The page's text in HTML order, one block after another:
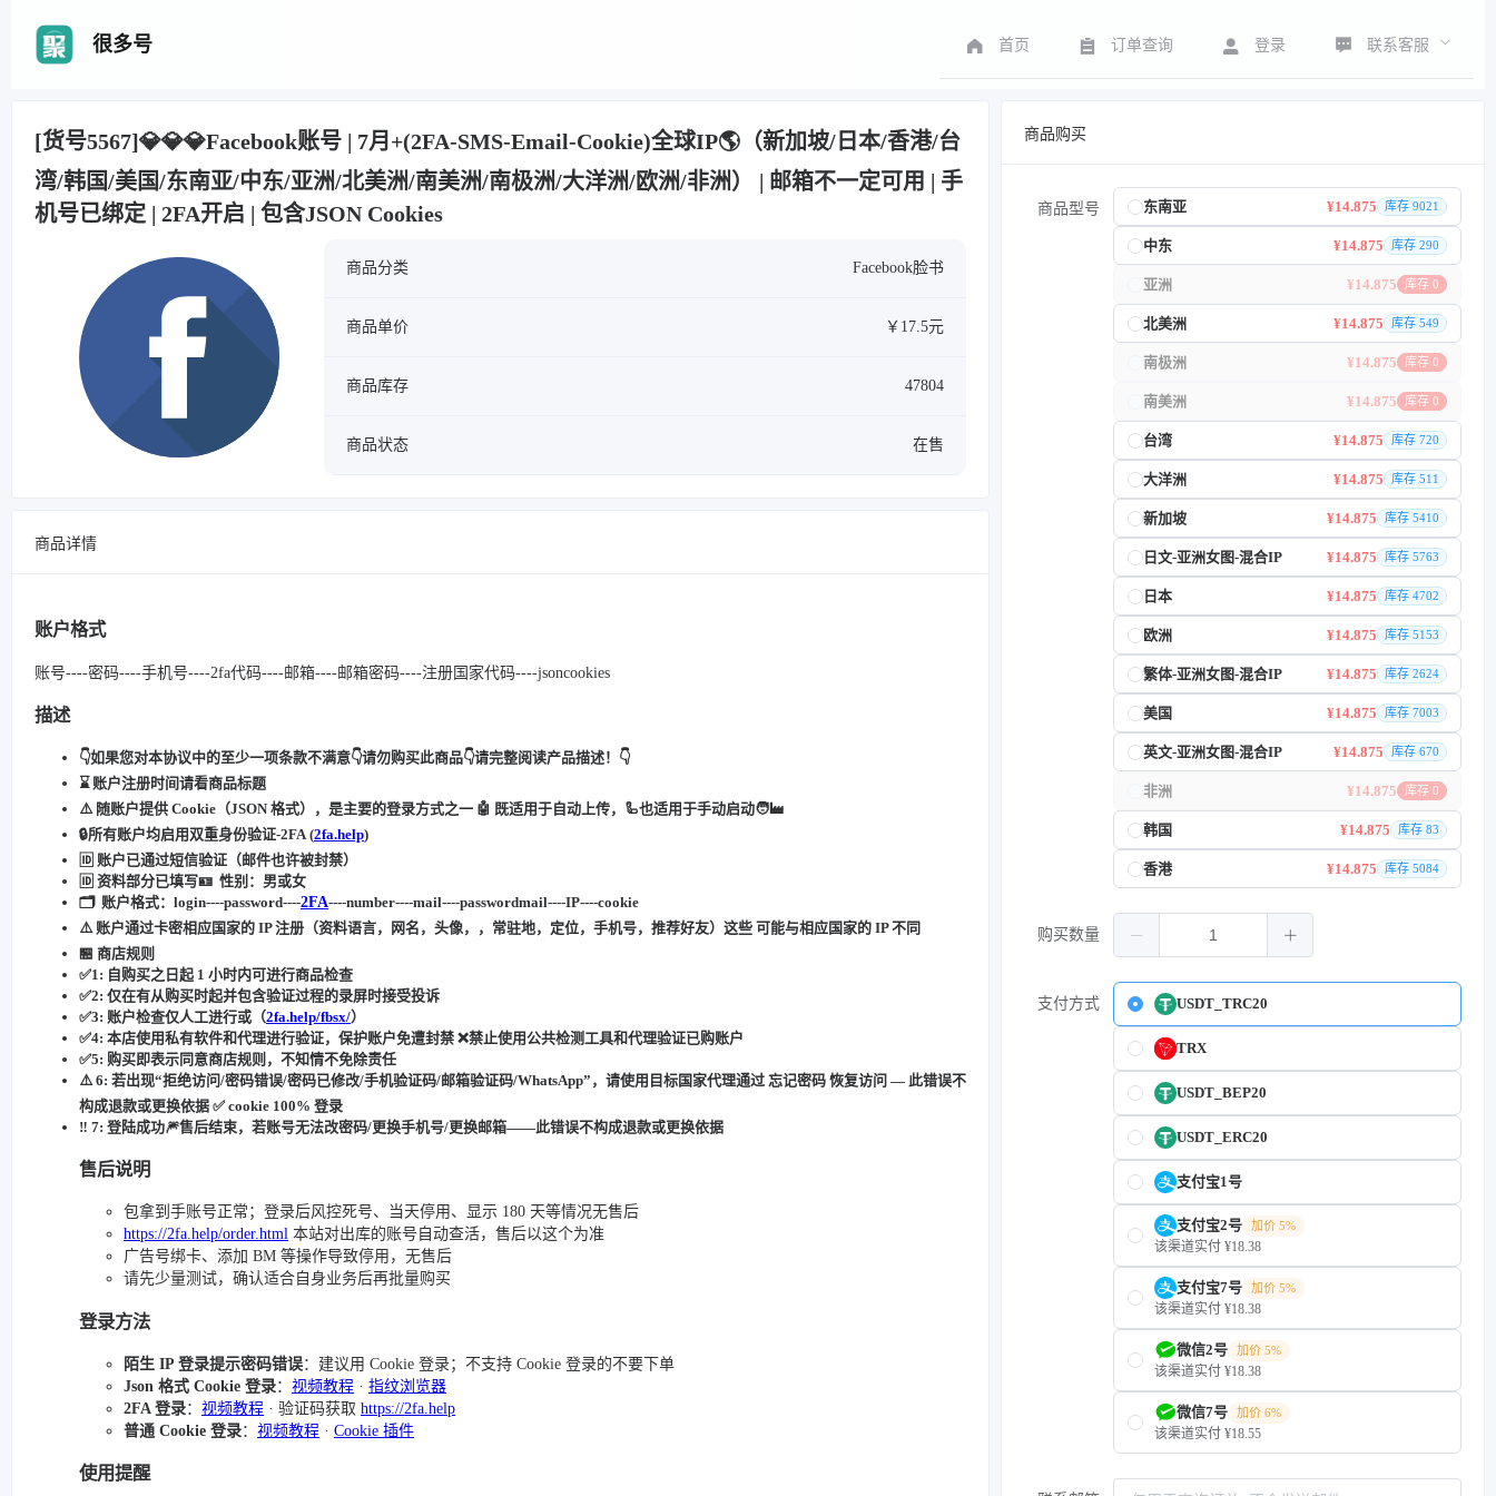
很多号 首页 订单查询 登录 联系客服
[货号5567]💎💎💎Facebook账号 | 7月+(2FA-SMS-Email-Cookie)全球IP🌎（新加坡/日本/香港/台
湾/韩国/美国/东南亚/中东/亚洲/北美洲/南美洲/南极洲/大洋洲/欧洲/非洲） | 邮箱不一定可用 | 手
机号已绑定 | 2FA开启 | 包含JSON Cookies
商品分类 Facebook脸书
商品单价 ￥17.5元
商品库存 47804
商品状态 在售
商品详情
账户格式
账号----密码----手机号----2fa代码----邮箱----邮箱密码----注册国家代码----jsoncookies
描述
👇如果您对本协议中的至少一项条款不满意👇请勿购买此商品👇请完整阅读产品描述！👇
⌛️ 账户注册时间请看商品标题
⚠️ 随账户提供 Cookie（JSON 格式），是主要的登录方式之一 🤖 既适用于自动上传，🦾也适用于手动启动🧑‍🏭
🔒所有账户均启用双重身份验证-2FA (2fa.help)
🆔 账户已通过短信验证（邮件也许被封禁）
🆔 资料部分已填写🪪 性别：男或女
🗂 账户格式：login----password----2FA----number----mail----passwordmail----IP----cookie
⚠️ 账户通过卡密相应国家的 IP 注册（资料语言，网名，头像，，常驻地，定位，手机号，推荐好友）这些 可能与相应国家的 IP 不同
🏪 商店规则
✅1: 自购买之日起 1 小时内可进行商品检查
✅2: 仅在有从购买时起并包含验证过程的录屏时接受投诉
✅3: 账户检查仅人工进行或（2fa.help/fbsx/）
✅4: 本店使用私有软件和代理进行验证，保护账户免遭封禁 ❌禁止使用公共检测工具和代理验证已购账户
✅5: 购买即表示同意商店规则，不知情不免除责任
⚠️ 6: 若出现“拒绝访问/密码错误/密码已修改/手机验证码/邮箱验证码/WhatsApp”，请使用目标国家代理通过 忘记密码 恢复访问 — 此错误不
构成退款或更换依据 ✅ cookie 100% 登录
‼️ 7: 登陆成功🎆售后结束，若账号无法改密码/更换手机号/更换邮箱——此错误不构成退款或更换依据
售后说明
包拿到手账号正常；登录后风控死号、当天停用、显示 180 天等情况无售后
https://2fa.help/order.html 本站对出库的账号自动查活，售后以这个为准
广告号绑卡、添加 BM 等操作导致停用，无售后
请先少量测试，确认适合自身业务后再批量购买
登录方法
陌生 IP 登录提示密码错误：建议用 Cookie 登录；不支持 Cookie 登录的不要下单
Json 格式 Cookie 登录： 视频教程 · 指纹浏览器
2FA 登录： 视频教程 · 验证码获取 https://2fa.help
普通 Cookie 登录： 视频教程 · Cookie 插件
使用提醒
商品购买
商品型号 东南亚 ¥14.875 库存 9021
中东 ¥14.875 库存 290
亚洲 ¥14.875 库存 0
北美洲 ¥14.875 库存 549
南极洲 ¥14.875 库存 0
南美洲 ¥14.875 库存 0
台湾 ¥14.875 库存 720
大洋洲 ¥14.875 库存 511
新加坡 ¥14.875 库存 5410
日文-亚洲女图-混合IP ¥14.875 库存 5763
日本 ¥14.875 库存 4702
欧洲 ¥14.875 库存 5153
繁体-亚洲女图-混合IP ¥14.875 库存 2624
美国 ¥14.875 库存 7003
英文-亚洲女图-混合IP ¥14.875 库存 670
非洲 ¥14.875 库存 0
韩国 ¥14.875 库存 83
香港 ¥14.875 库存 5084
购买数量
支付方式 USDT_TRC20
TRX
USDT_BEP20
USDT_ERC20
支付宝1号
支付宝2号 加价 5%
该渠道实付 ¥18.38
支付宝7号 加价 5%
该渠道实付 ¥18.38
微信2号 加价 5%
该渠道实付 ¥18.38
微信7号 加价 6%
该渠道实付 ¥18.55